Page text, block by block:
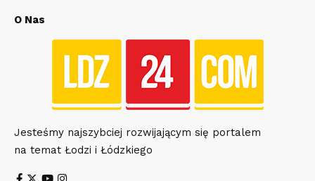
O Nas
Jesteśmy najszybciej rozwijającym się portalem
na temat Łodzi i Łódzkiego